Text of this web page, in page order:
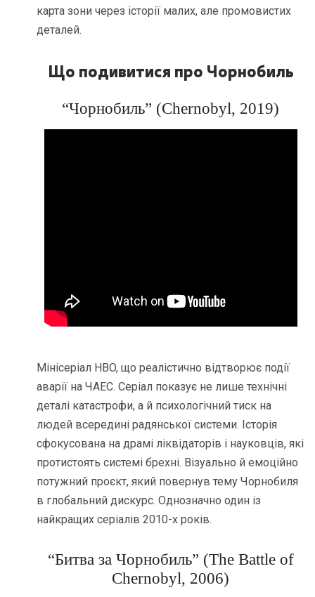
карта зони через історії малих, але промовистих
деталей.
Що подивитися про Чорнобиль
“Чорнобиль” (Chernobyl, 2019)
Мінісеріал HBO, що реалістично відтворює події
аварії на ЧАЕС. Серіал показує не лише технічні
деталі катастрофи, а й психологічний тиск на
людей всередині радянської системи. Історія
сфокусована на драмі ліквідаторів і науковців, які
протистоять системі брехні. Візуально й емоційно
потужний проєкт, який повернув тему Чорнобиля
в глобальний дискурс. Однозначно один із
найкращих серіалів 2010-х років.
“Битва за Чорнобиль” (The Battle of
Chernobyl, 2006)